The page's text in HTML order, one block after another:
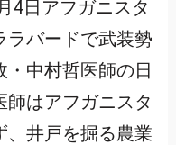
4日アフガニスタ
ラバードで武装勢
・中村哲医師の日
はアフガニスタ
、井戸を掘る農業